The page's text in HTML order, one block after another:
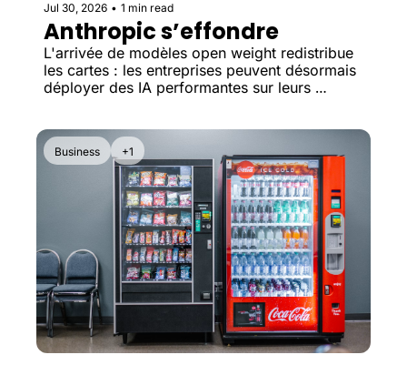
Jul 30, 2026 • 1 min read
Anthropic s’effondre
L'arrivée de modèles open weight redistribue
les cartes : les entreprises peuvent désormais
déployer des IA performantes sur leurs
laboratoires fermés.
Business +1